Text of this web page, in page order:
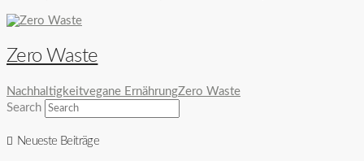
Zero Waste
Nachhaltigkeitvegane ErnährungZero Waste
Search
Neueste Beiträge